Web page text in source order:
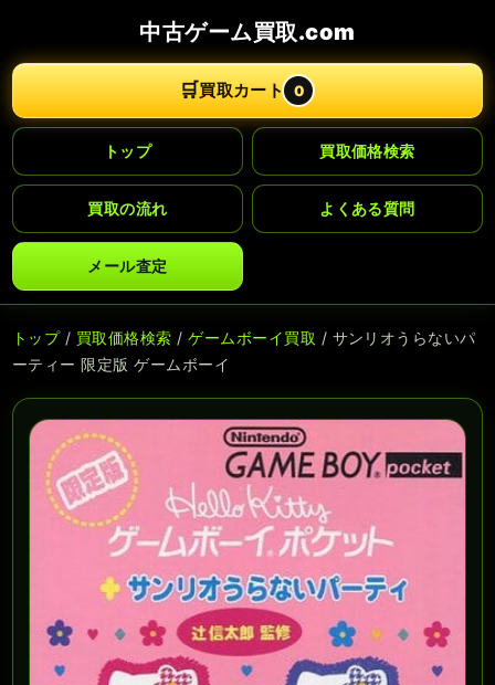
中古ゲーム買取.com
🛒買取カート 0
トップ 買取価格検索
買取の流れ よくある質問
メール査定
トップ/ 買取価格検索 /ゲームボーイ買取 / サンリオうらないパ
ーティー 限定版 ゲームボーイ